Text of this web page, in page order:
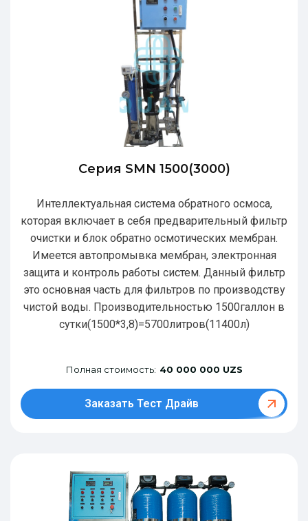
Серия SMN 1500(3000)
Интеллектуальная система обратного осмоса,
которая включает в себя предварительный фильтр
очистки и блок обратно осмотических мембран.
Имеется автопромывка мембран, электронная
защита и контроль работы систем. Данный фильтр
это основная часть для фильтров по производству
чистой воды. Производительностью 1500галлон в
сутки(1500*3,8)=5700литров(11400л)
Полная стоимость: 40 000 000 UZS
Заказать Тест Драйв